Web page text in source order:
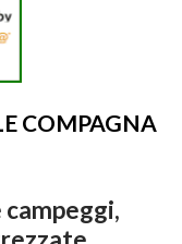
COMPAGNA